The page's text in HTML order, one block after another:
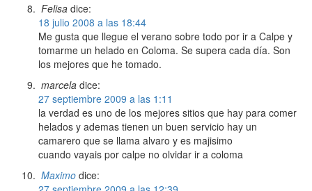
Felisa dice:
18 julio 2008 a las 18:44
Me gusta que llegue el verano sobre todo por ir a Calpe y
tomarme un helado en Coloma. Se supera cada día. Son
los mejores que he tomado.
marcela dice:
27 septiembre 2009 a las 1:11
la verdad es uno de los mejores sitios que hay para comer
helados y ademas tienen un buen servicio hay un
camarero que se llama alvaro y es majisimo
cuando vayais por calpe no olvidar ir a coloma
Maximo dice: